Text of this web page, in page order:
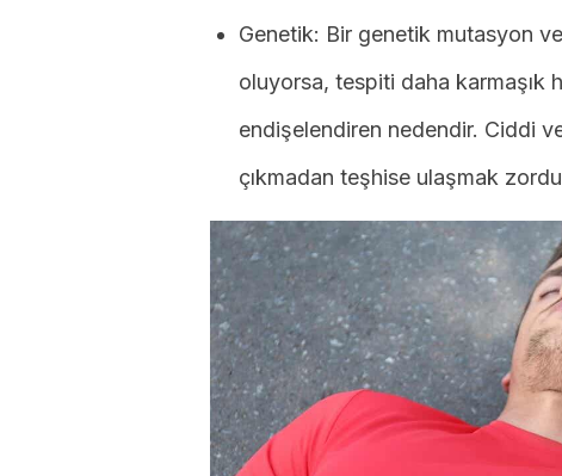
Genetik: Bir genetik mutasyon
oluyorsa, tespiti daha karmaşık
endişelendiren nedendir. Ciddi
çıkmadan teşhise ulaşmak